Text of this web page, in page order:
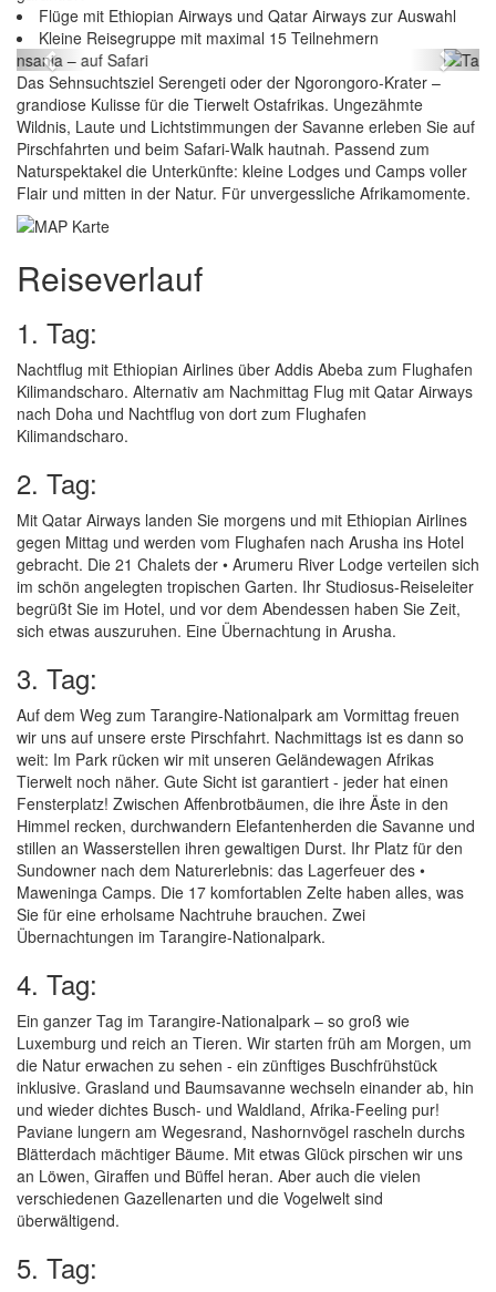
Flüge mit Ethiopian Airways und Qatar Airways zur Auswahl
Kleine Reisegruppe mit maximal 15 Teilnehmern
Tansania – auf Safari
Previous Next
Das Sehnsuchtsziel Serengeti oder der Ngorongoro-Krater –
grandiose Kulisse für die Tierwelt Ostafrikas. Ungezähmte
Wildnis, Laute und Lichtstimmungen der Savanne erleben Sie auf
Pirschfahrten und beim Safari-Walk hautnah. Passend zum
Naturspektakel die Unterkünfte: kleine Lodges und Camps voller
Flair und mitten in der Natur. Für unvergessliche Afrikamomente.
Reiseverlauf
1. Tag:
Nachtflug mit Ethiopian Airlines über Addis Abeba zum Flughafen
Kilimandscharo. Alternativ am Nachmittag Flug mit Qatar Airways
nach Doha und Nachtflug von dort zum Flughafen
Kilimandscharo.
2. Tag:
Mit Qatar Airways landen Sie morgens und mit Ethiopian Airlines
gegen Mittag und werden vom Flughafen nach Arusha ins Hotel
gebracht. Die 21 Chalets der • Arumeru River Lodge verteilen sich
im schön angelegten tropischen Garten. Ihr Studiosus-Reiseleiter
begrüßt Sie im Hotel, und vor dem Abendessen haben Sie Zeit,
sich etwas auszuruhen. Eine Übernachtung in Arusha.
3. Tag:
Auf dem Weg zum Tarangire-Nationalpark am Vormittag freuen
wir uns auf unsere erste Pirschfahrt. Nachmittags ist es dann so
weit: Im Park rücken wir mit unseren Geländewagen Afrikas
Tierwelt noch näher. Gute Sicht ist garantiert - jeder hat einen
Fensterplatz! Zwischen Affenbrotbäumen, die ihre Äste in den
Himmel recken, durchwandern Elefantenherden die Savanne und
stillen an Wasserstellen ihren gewaltigen Durst. Ihr Platz für den
Sundowner nach dem Naturerlebnis: das Lagerfeuer des •
Maweninga Camps. Die 17 komfortablen Zelte haben alles, was
Sie für eine erholsame Nachtruhe brauchen. Zwei
Übernachtungen im Tarangire-Nationalpark.
4. Tag:
Ein ganzer Tag im Tarangire-Nationalpark – so groß wie
Luxemburg und reich an Tieren. Wir starten früh am Morgen, um
die Natur erwachen zu sehen - ein zünftiges Buschfrühstück
inklusive. Grasland und Baumsavanne wechseln einander ab, hin
und wieder dichtes Busch- und Waldland, Afrika-Feeling pur!
Paviane lungern am Wegesrand, Nashornvögel rascheln durchs
Blätterdach mächtiger Bäume. Mit etwas Glück pirschen wir uns
an Löwen, Giraffen und Büffel heran. Aber auch die vielen
verschiedenen Gazellenarten und die Vogelwelt sind
überwältigend.
5. Tag: